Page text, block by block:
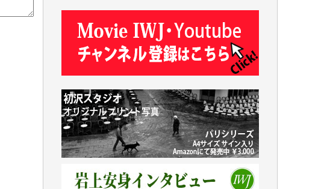
T.K. 様
ASAKO TAKAESU 様
マシオン恵美香 様
吉住俊昭 様
徳山匡 様
金 盛起 様
塩川 晃平 様
松本益美 様
及川昭男 様